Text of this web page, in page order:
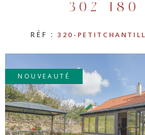
302 180
RÉF :320-
NOUVEAUTÉ